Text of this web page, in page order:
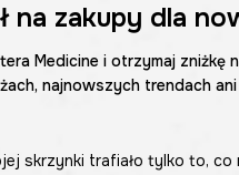
na zakupy dla
Medicine i otrzymaj zniżkę
najnowszych trendach
skrzynki trafiało tylko to,